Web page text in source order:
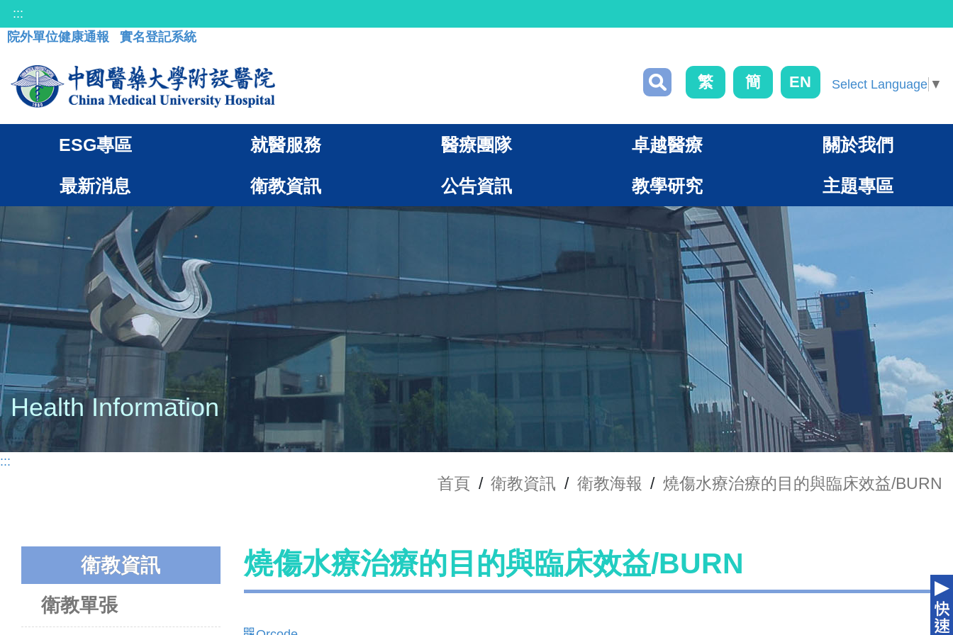
:::
院外單位健康通報
實名登記系統
繁 簡 EN Select Language ▼
ESG專區 就醫服務 醫療團隊 卓越醫療 關於我們
最新消息 衛教資訊 公告資訊 教學研究 主題專區
Health Information
:::
首頁 / 衛教資訊 / 衛教海報 / 燒傷水療治療的目的與臨床效益/BURN
衛教資訊
衛教單張
燒傷水療治療的目的與臨床效益/BURN